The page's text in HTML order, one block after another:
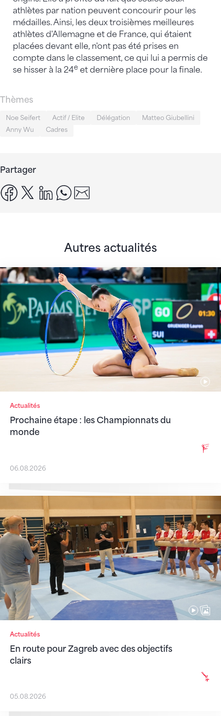
athlètes par nation peuvent concourir pour les
médailles. Ainsi, les deux troisièmes meilleures
athlètes d'Allemagne et de France, qui étaient
placées devant elle, n'ont pas été prises en
compte dans le classement, ce qui lui a permis de
se hisser à la 24e et dernière place pour la finale.
Thèmes
Noe Seifert Actif / Elite Délégation
Matteo Giubellini
Anny Wu
Cadres
Partager
facebook
x linkedinwhatsapp
Autres actualités
Actualités
Prochaine étape : les Championnats du
monde
Prochaine étape : les Championnats du monde
06.08.2026
Actualités
En route pour Zagreb avec des objectifs
clairs
En route pour Zagreb avec des objectifs clairs
05.08.2026